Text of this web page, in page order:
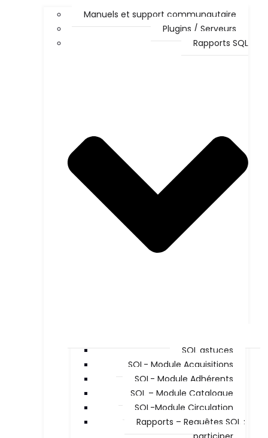
Manuels et support communautaire
Plugins / Serveurs
Rapports SQL
SQL astuces
SQL- Module Acquisitions
SQL- Module Adhérents
SQL – Module Catalogue
SQL-Module Circulation
Rapports – Requêtes SQL :